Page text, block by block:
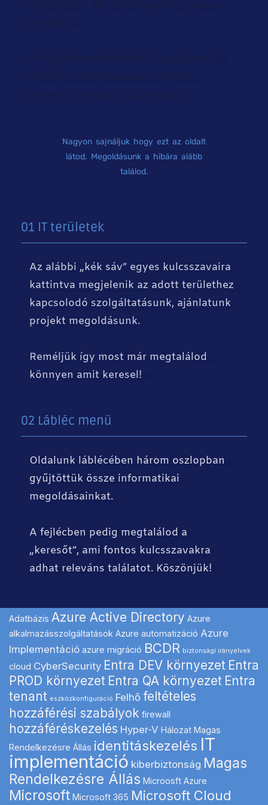
Nagyon sajnáljuk hogy ezt az oldalt
látod. Megoldásunk a hibára alább
találod.
Az alábbi „kék sáv” egyes kulcsszavaira
kattintva megjelenik az adott területhez
kapcsolodó szolgáltatásunk, ajánlatunk
projekt megoldásunk.
Reméljük így most már megtalálod
könnyen amit keresel!
01 IT területek
Oldalunk láblécében három oszlopban
gyűjtöttük össze informatikai
megoldásainkat.
A fejlécben pedig megtalálod a
„keresőt”, ami fontos kulcsszavakra
adhat releváns találatot. Köszönjük!
02 Lábléc menü
Adatbázis Azure Active Directory Azure
alkalmazásszolgáltatások Azure automatizáció Azure
Implementáció azure migráció BCDR biztonsági irányelvek
cloud CyberSecurity Entra DEV környezet Entra
PROD környezet Entra QA környezet Entra
tenant eszközkonfiguráció Felhő feltételes
hozzáférési szabályok firewall
hozzáféréskezelés Hyper-V Hálozat Magas
Rendelkezésre Állás identitáskezelés IT
implementáció kiberbiztonság Magas
Rendelkezésre Állás Microosft Azure
Microsoft Microsoft 365 Microsoft Cloud